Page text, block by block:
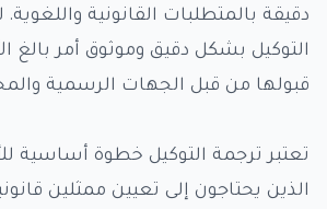
دقيقة بالمتطلبات القانونية
التوكيل بشكل دقيق وموثوق أمر بالغ
قبولها من قبل الجهات الرسمية
تعتبر ترجمة التوكيل خطوة أساسية
الذين يحتاجون إلى تعيين ممثلين